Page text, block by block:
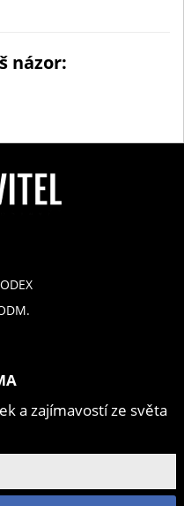
názor:
a zajímavostí ze světa